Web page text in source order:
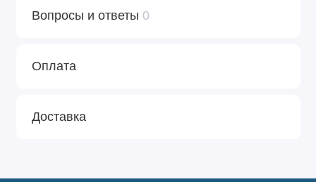
Вопросы и ответы 0
Оплата
Доставка